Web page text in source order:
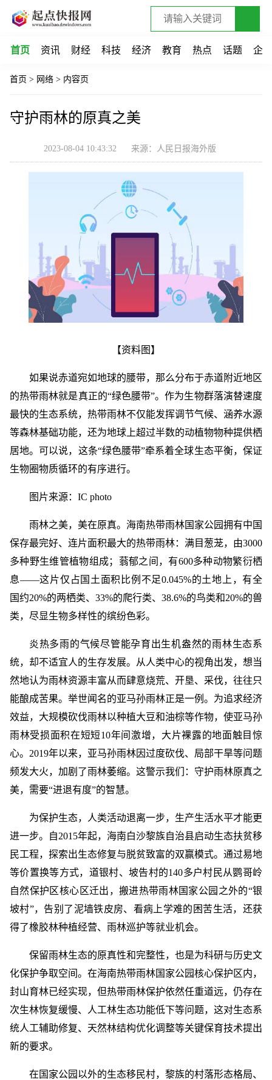
首页 资讯 财经 科技 经济 教育 热点 话题 企业
首页 > 网络 > 内容页
守护雨林的原真之美
2023-08-04 10:43:32 来源：人民日报海外版
【资料图】
如果说赤道宛如地球的腰带，那么分布于赤道附近地区
的热带雨林就是真正的“绿色腰带”。作为生物群落演替速度
最快的生态系统，热带雨林不仅能发挥调节气候、涵养水源
等森林基础功能，还为地球上超过半数的动植物物种提供栖
居地。可以说，这条“绿色腰带”牵系着全球生态平衡，保证
生物圈物质循环的有序进行。
图片来源：IC photo
雨林之美，美在原真。海南热带雨林国家公园拥有中国
保存最完好、连片面积最大的热带雨林：满目葱茏，由3000
多种野生维管植物组成；蓊郁之间，有600多种动物繁衍栖
息——这片仅占国土面积比例不足0.045%的土地上，有全
国约20%的两栖类、33%的爬行类、38.6%的鸟类和20%的兽
类，尽显生物多样性的缤纷色彩。
炎热多雨的气候尽管能孕育出生机盎然的雨林生态系
统，却不适宜人的生存发展。从人类中心的视角出发，想当
然地认为雨林资源丰富从而肆意烧荒、开垦、采伐，往往只
能酿成苦果。举世闻名的亚马孙雨林正是一例。为追求经济
效益，大规模砍伐雨林以种植大豆和油棕等作物，使亚马孙
雨林受损面积在短短10年间激增，大片裸露的地面触目惊
心。2019年以来，亚马孙雨林因过度砍伐、局部干旱等问题
频发大火，加剧了雨林萎缩。这警示我们：守护雨林原真之
美，需要“进退有度”的智慧。
为保护生态，人类活动退离一步，生产生活水平才能更
进一步。自2015年起，海南白沙黎族自治县启动生态扶贫移
民工程，探索出生态修复与脱贫致富的双赢模式。通过易地
等价置换等方式，道银村、坡告村的140多户村民从鹦哥岭
自然保护区核心区迁出，搬进热带雨林国家公园之外的“银
坡村”，告别了泥墙铁皮房、看病上学难的困苦生活，还获
得了橡胶林种植经营、雨林巡护等就业机会。
保留雨林生态的原真性和完整性，也是为科研与历史文
化保护争取空间。在海南热带雨林国家公园核心保护区内，
封山育林已经实现，但热带雨林保护依然任重道远，仍存在
次生林恢复缓慢、人工林生态功能低下等问题，这对生态系
统人工辅助修复、天然林结构优化调整等关键保育技术提出
新的要求。
在国家公园以外的生态移民村，黎族的村落形态格局、